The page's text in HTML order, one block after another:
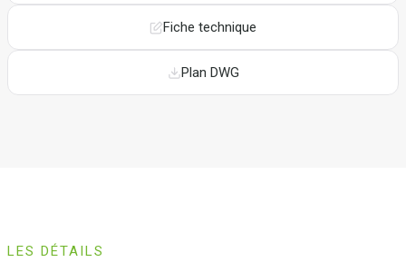
Fiche technique
Plan DWG
LES DÉTAILS